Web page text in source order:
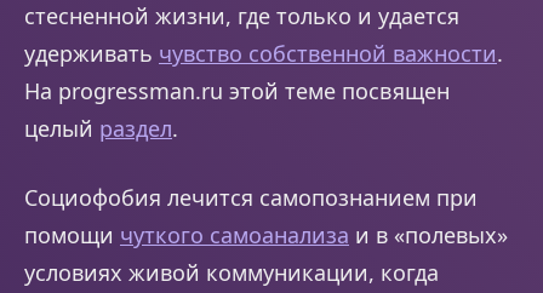
стесненной жизни, где только и удается
удерживать чувство собственной важности.
На progressman.ru этой теме посвящен
целый раздел.
Социофобия лечится самопознанием при
помощи чуткого самоанализа и в «полевых»
условиях живой коммуникации, когда